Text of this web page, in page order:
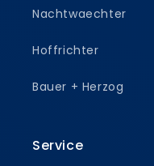
Nachtwaechter
Hoffrichter
Bauer + Herzog
Service